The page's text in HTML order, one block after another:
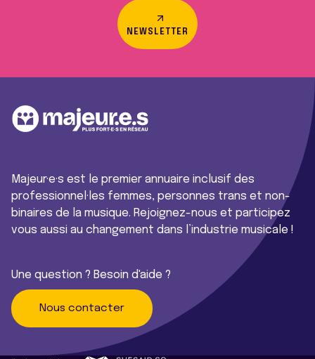
NEWSLETTER
Majeur·e·s est le premier annuaire inclusif des
professionnel·les femmes, personnes trans et non-
binaires de la musique. Rejoignez-nous et participez
vous aussi au changement dans l’industrie musicale !
Une question ? Besoin d'aide ?
Nous contacter